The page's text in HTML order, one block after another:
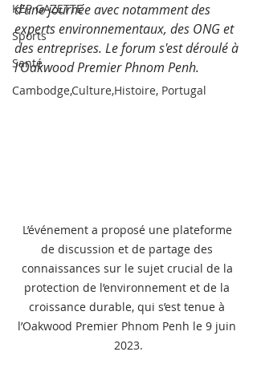
KEP GAZETTE
Sports
Santé
Cambodge,Culture,Histoire, Portugal
d’une journée avec notamment des
experts environnementaux, des ONG et
des entreprises. Le forum s'est déroulé à
l’Oakwood Premier Phnom Penh.
L’événement a proposé une plateforme
de discussion et de partage des
connaissances sur le sujet crucial de la
protection de l’environnement et de la
croissance durable, qui s’est tenue à
l’Oakwood Premier Phnom Penh le 9 juin
2023.